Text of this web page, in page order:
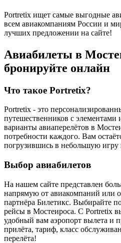
Portretix ищет самые выгодные
всем авиакомпаниям России и
лучших предложении на сайте!
Авиабилеты в
бронируйте онлайн
Что такое Portretix?
Portretix - это
путешественников с
варианты авиаперелётов в
потребности каждого. Вам
погрузившись в небольшую игру
Выбор авиабилетов
На нашем сайте представлен
напрямую от авиакомпаний или
партнёра Билетикс. Выбирайте
рейсы в Мостеироса. С Portretix
удобный вам аэропорт вылета и
прилёта, тариф, класс
перелёта!